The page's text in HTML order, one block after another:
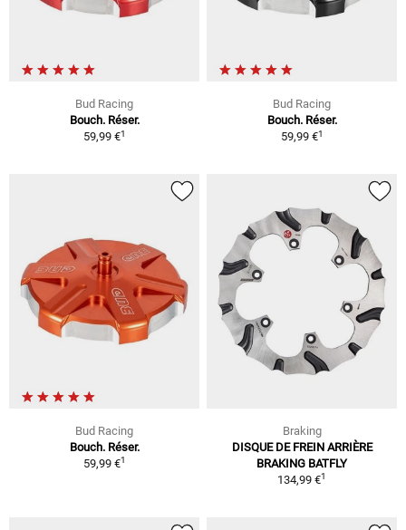
Bud Racing
Bouch. Réser.
59,99 €1
Bud Racing
Bouch. Réser.
59,99 €1
Bud Racing
Bouch. Réser.
59,99 €1
Braking
DISQUE DE FREIN ARRIÈRE
BRAKING BATFLY
134,99 €1